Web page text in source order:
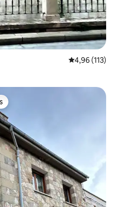
Évaluation
4,96 (113)
plus appréciés